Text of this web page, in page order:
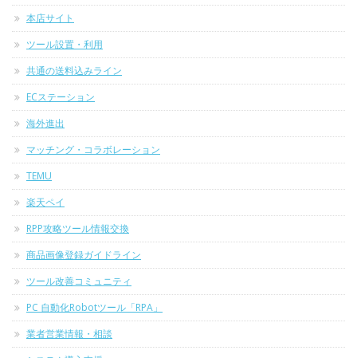
本店サイト
ツール設置・利用
共通の送料込みライン
ECステーション
海外進出
マッチング・コラボレーション
TEMU
楽天ペイ
RPP攻略ツール情報交換
商品画像登録ガイドライン
ツール改善コミュニティ
PC 自動化Robotツール「RPA」
業者営業情報・相談